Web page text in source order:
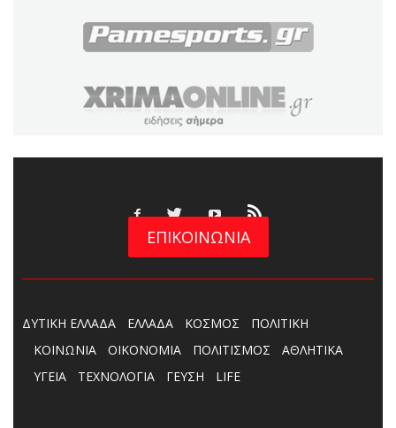
ΕΠΙΚΟΙΝΩΝΙΑ
ΔΥΤΙΚΗ ΕΛΛΑΔΑ ΕΛΛΑΔΑ ΚΟΣΜΟΣ
ΠΟΛΙΤΙΚΗ
ΚΟΙΝΩΝΙΑ
ΟΙΚΟΝΟΜΙΑ ΠΟΛΙΤΙΣΜΟΣ
ΑΘΛΗΤΙΚΑ
ΥΓΕΙΑ
ΤΕΧΝΟΛΟΓΙΑ ΓΕΥΣΗ LIFE